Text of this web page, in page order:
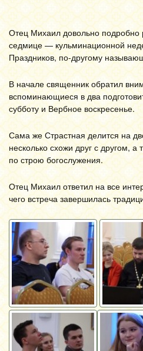
Отец Михаил довольно подробно
седмице — кульминационной
Праздников, по-другому
В начале священник обратил
вспоминающиеся в два
субботу и Вербное воскресенье.
Сама же Страстная делится на
несколько схожи друг с другом,
по строю богослужения.
Отец Михаил ответил на все
чего встреча завершилась